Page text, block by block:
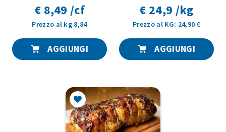
€ 8,49 /cf
Prezzo al kg 8,84
AGGIUNGI
€ 24,9 /kg
Prezzo al KG: 24,90 €
AGGIUNGI